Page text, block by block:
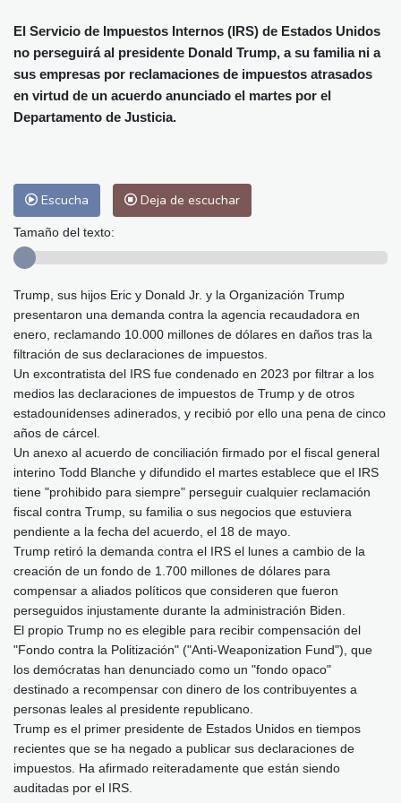
Málaga
25 °C Murcia
25 °C
Las Palmas de Gran Canaria
24 °C
Ibiza
26 °C Buenos Aires
9 °C
Caracas
23 °C Managua
24 °C
El Servicio de Impuestos Internos (IRS) de Estados Unidos
no perseguirá al presidente Donald Trump, a su familia ni a
sus empresas por reclamaciones de impuestos atrasados
en virtud de un acuerdo anunciado el martes por el
Departamento de Justicia.
Escucha Deja de escuchar
Tamaño del texto:
Trump, sus hijos Eric y Donald Jr. y la Organización Trump
presentaron una demanda contra la agencia recaudadora en
enero, reclamando 10.000 millones de dólares en daños tras la
filtración de sus declaraciones de impuestos.
Un excontratista del IRS fue condenado en 2023 por filtrar a los
medios las declaraciones de impuestos de Trump y de otros
estadounidenses adinerados, y recibió por ello una pena de cinco
años de cárcel.
Un anexo al acuerdo de conciliación firmado por el fiscal general
interino Todd Blanche y difundido el martes establece que el IRS
tiene "prohibido para siempre" perseguir cualquier reclamación
fiscal contra Trump, su familia o sus negocios que estuviera
pendiente a la fecha del acuerdo, el 18 de mayo.
Trump retiró la demanda contra el IRS el lunes a cambio de la
creación de un fondo de 1.700 millones de dólares para
compensar a aliados políticos que consideren que fueron
perseguidos injustamente durante la administración Biden.
El propio Trump no es elegible para recibir compensación del
"Fondo contra la Politización" ("Anti-Weaponization Fund"), que
los demócratas han denunciado como un "fondo opaco"
destinado a recompensar con dinero de los contribuyentes a
personas leales al presidente republicano.
Trump es el primer presidente de Estados Unidos en tiempos
recientes que se ha negado a publicar sus declaraciones de
impuestos. Ha afirmado reiteradamente que están siendo
auditadas por el IRS.